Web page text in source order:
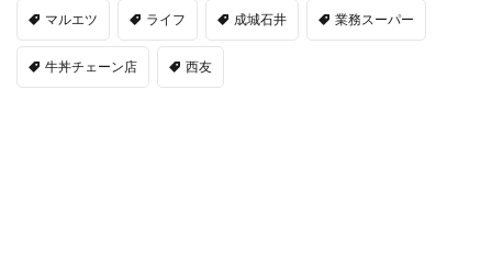
マルエツ ライフ 成城石井 業務スーパー
牛丼チェーン店 西友